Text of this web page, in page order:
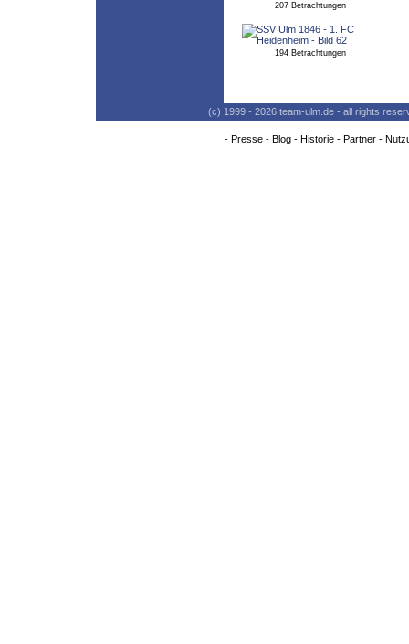
207 Betrachtungen
194 Betrachtungen
(c) 1999 - 2026 team-ulm.de - all rights
- Presse- Blog- Historie- Partner-